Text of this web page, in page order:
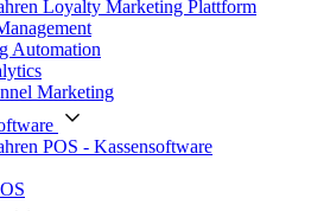
Loyalty Marketing Plattform
Automation
Marketing
POS - Kassensoftware